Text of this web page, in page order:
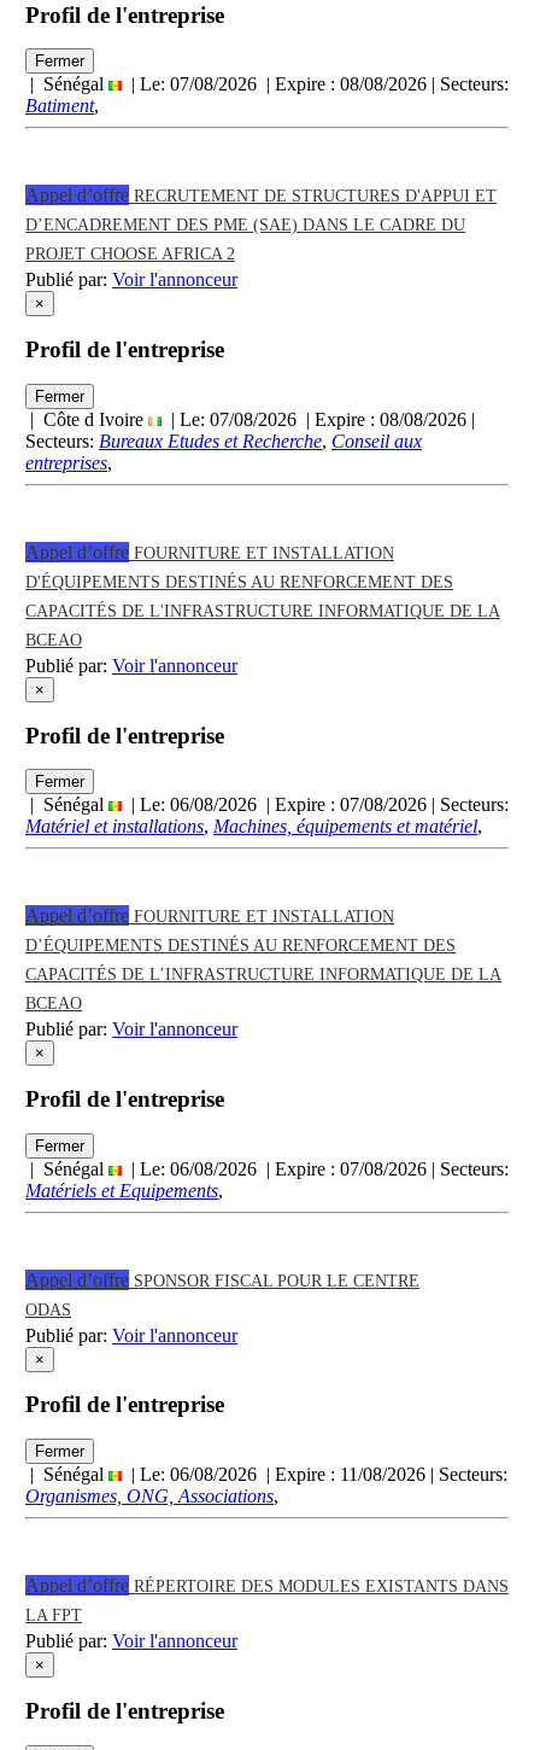
Profil de l'entreprise
Fermer
| Sénégal | Le: 07/08/2026 | Expire : 08/08/2026 | Secteurs:
Batiment,
Appel d’offre RECRUTEMENT DE STRUCTURES D'APPUI ET
D’ENCADREMENT DES PME (SAE) DANS LE CADRE DU
PROJET CHOOSE AFRICA 2
Publié par: Voir l'annonceur
×
Profil de l'entreprise
Fermer
| Côte d Ivoire | Le: 07/08/2026 | Expire : 08/08/2026 |
Secteurs: Bureaux Etudes et Recherche, Conseil aux
entreprises,
Appel d’offre FOURNITURE ET INSTALLATION
D'ÉQUIPEMENTS DESTINÉS AU RENFORCEMENT DES
CAPACITÉS DE L'INFRASTRUCTURE INFORMATIQUE DE LA
BCEAO
Publié par: Voir l'annonceur
×
Profil de l'entreprise
Fermer
| Sénégal | Le: 06/08/2026 | Expire : 07/08/2026 | Secteurs:
Matériel et installations, Machines, équipements et matériel,
Appel d’offre FOURNITURE ET INSTALLATION
D’ÉQUIPEMENTS DESTINÉS AU RENFORCEMENT DES
CAPACITÉS DE L’INFRASTRUCTURE INFORMATIQUE DE LA
BCEAO
Publié par: Voir l'annonceur
×
Profil de l'entreprise
Fermer
| Sénégal | Le: 06/08/2026 | Expire : 07/08/2026 | Secteurs:
Matériels et Equipements,
Appel d’offre SPONSOR FISCAL POUR LE CENTRE
ODAS
Publié par: Voir l'annonceur
×
Profil de l'entreprise
Fermer
| Sénégal | Le: 06/08/2026 | Expire : 11/08/2026 | Secteurs:
Organismes, ONG, Associations,
Appel d’offre RÉPERTOIRE DES MODULES EXISTANTS DANS
LA FPT
Publié par: Voir l'annonceur
×
Profil de l'entreprise